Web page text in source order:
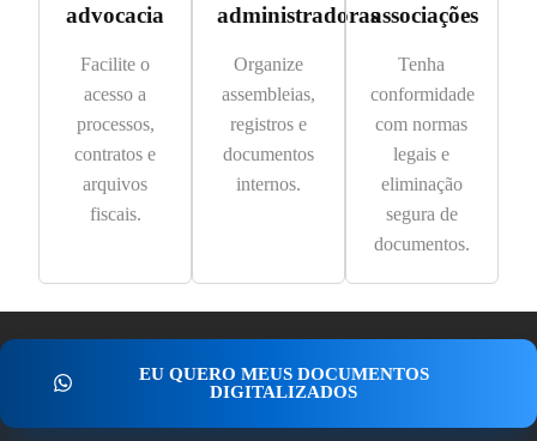
advocacia
Facilite o
acesso a
processos,
contratos e
arquivos
fiscais.
administradoras
Organize
assembleias,
registros e
documentos
internos.
associações
Tenha
conformidade
com normas
legais e
eliminação
segura de
documentos.
EU QUERO MEUS DOCUMENTOS
DIGITALIZADOS